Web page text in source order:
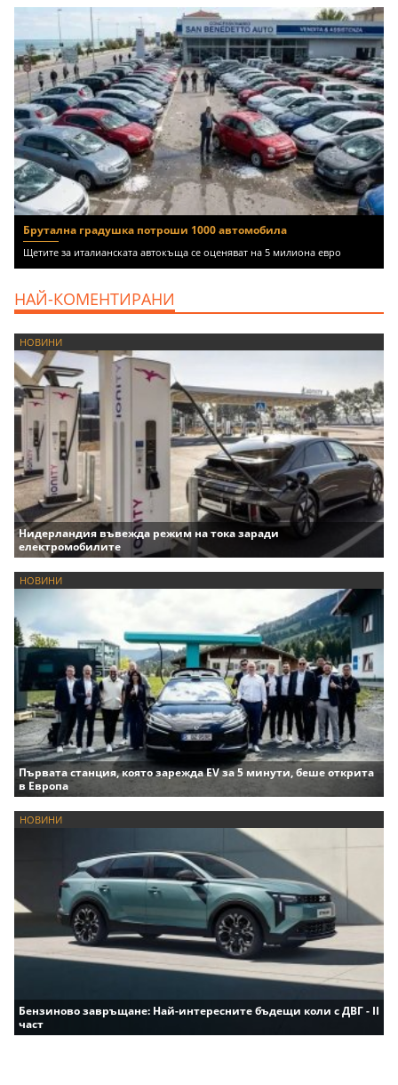
Брутална градушка потроши 1000 автомобила
Щетите за италианската автокъща се оценяват на 5 милиона евро
НАЙ-КОМЕНТИРАНИ
НОВИНИ
Нидерландия въвежда режим на тока заради
електромобилите
НОВИНИ
Първата станция, която зарежда EV за 5 минути, беше открита
в Европа
НОВИНИ
Бензиново завръщане: Най-интересните бъдещи коли с ДВГ - II
част